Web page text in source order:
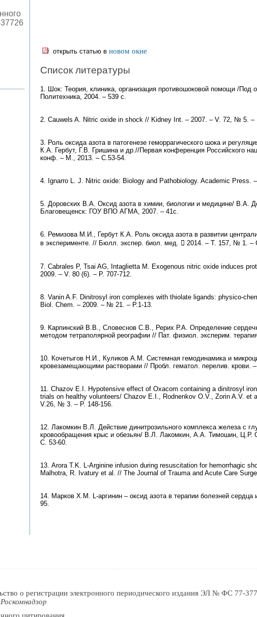
открыть статью в новом окне
Список литературы
1. Шок: Теория, клиника, организация противошоковой помощи /
Политехника, 2004. – 539 с.
2. Сauwels A. Nitric oxide in shock // Kidney Int. – 2007. – V. 72, № 5. –
3. Роль оксида азота в патогенезе геморрагического шока и
К.А. Гербут, Г.В. Гришина и др.//Первая конференция Российского
конф. – М., 2013. – С.53-54.
4. Ignarro L. J. Nitric oxide: Biology and Pathobiology. Academic Press.
5. Доровских В.А. Оксид азота в химии, биологии и медицине/ В.А.
Благовещенск: ГОУ ВПО АГМА, 2007. – 41с.
6. Ремизова М.И., Гербут К.А. Роль оксида азота в развитии
в эксперименте. // Бюлл. экспер. биол. мед.  2014. – Т. 157, № 1. –
7. Cabrales P, Tsai AG, Intaglietta M. Exogenous nitric oxide induces
2009. – V. 80 (6). – P. 707-712.
8. Vanin A.F. Dinitrosyl iron complexes with thiolate ligands: physico-
Biol. Chem. – 2009. – № 21. – P.1-13.
9. Карпинский В.В., Словеснов С.В., Рерих Р.А. Определение
методом тетраполярной реографии // Пат. физиол. эксперим.
10. Кочетыгов Н.И., Куликов А.М. Системная гемодинамика и
кровезамещающими растворами // Пробл. гематол. перелив. крови.
11. Chazov E.I. Hypotensive effect of Oxacom containing a dinitrosyl
trials on healthy volunteers/ Chazov E.I., Rodnenkov O.V., Zorin A.V.
V.26, № 3. – P. 148-156.
12. Лакомкин В.Л. Действие динитрозильного комплекса железа с
кровообращения крыс и обезьян/ В.Л. Лакомкин, А.А. Тимошин,
С. 53-60.
13. Arora T.K. L-Arginine infusion during resuscitation for hemorrhagic
Malhotra, R. Ivatury et al. // The Journal of Trauma and Acute Care
14. Марков Х.М. L-аргинин – оксид азота в терапии болезней
95.
о регистрации электронного периодического издания ЭЛ № ФС 77-